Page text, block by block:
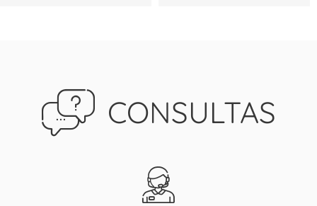
CONSULTAS